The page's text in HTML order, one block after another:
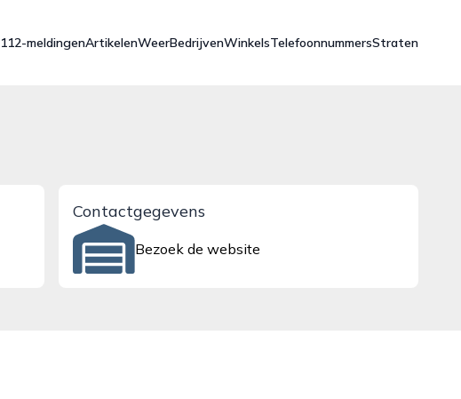
112-meldingenArtikelenWeerBedrijvenWinkelsTelefoonnummersStraten
Contactgegevens
Bezoek de website